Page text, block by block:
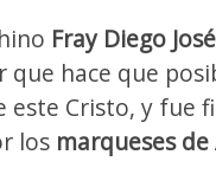
Fray Diego
hace que
este Cristo, y fue
los marqueses de